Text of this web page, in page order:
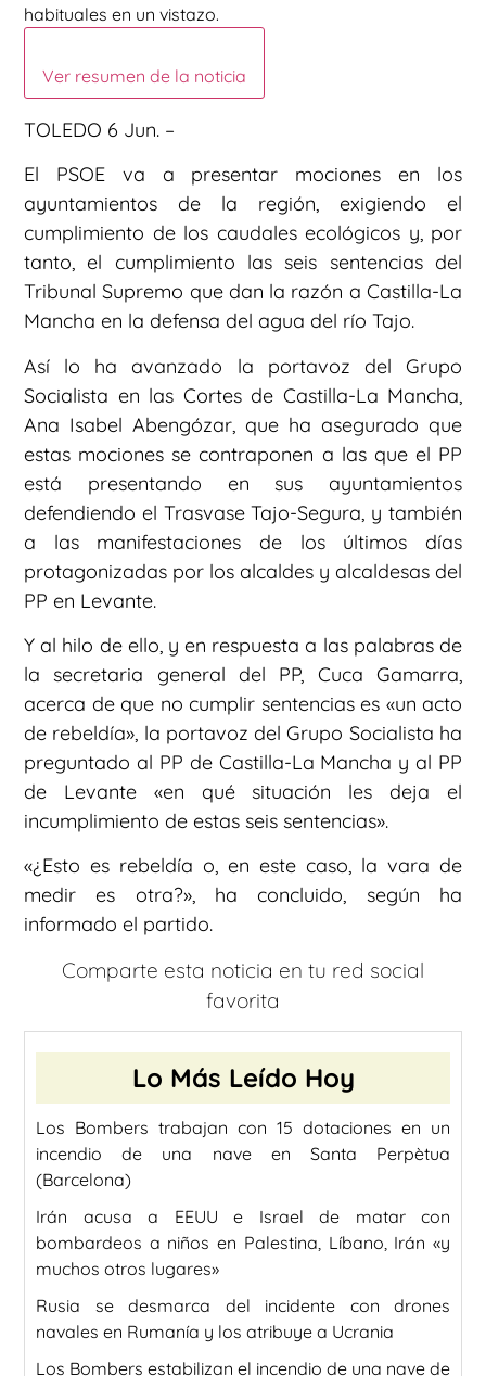
habituales en un vistazo.
Ver resumen de la noticia
TOLEDO 6 Jun. –
El PSOE va a presentar mociones en los
ayuntamientos de la región, exigiendo el
cumplimiento de los caudales ecológicos y, por
tanto, el cumplimiento las seis sentencias del
Tribunal Supremo que dan la razón a Castilla-La
Mancha en la defensa del agua del río Tajo.
Así lo ha avanzado la portavoz del Grupo
Socialista en las Cortes de Castilla-La Mancha,
Ana Isabel Abengózar, que ha asegurado que
estas mociones se contraponen a las que el PP
está presentando en sus ayuntamientos
defendiendo el Trasvase Tajo-Segura, y también
a las manifestaciones de los últimos días
protagonizadas por los alcaldes y alcaldesas del
PP en Levante.
Y al hilo de ello, y en respuesta a las palabras de
la secretaria general del PP, Cuca Gamarra,
acerca de que no cumplir sentencias es «un acto
de rebeldía», la portavoz del Grupo Socialista ha
preguntado al PP de Castilla-La Mancha y al PP
de Levante «en qué situación les deja el
incumplimiento de estas seis sentencias».
«¿Esto es rebeldía o, en este caso, la vara de
medir es otra?», ha concluido, según ha
informado el partido.
Comparte esta noticia en tu red social
favorita
Lo Más Leído Hoy
Los Bombers trabajan con 15 dotaciones en un
incendio de una nave en Santa Perpètua
(Barcelona)
Irán acusa a EEUU e Israel de matar con
bombardeos a niños en Palestina, Líbano, Irán «y
muchos otros lugares»
Rusia se desmarca del incidente con drones
navales en Rumanía y los atribuye a Ucrania
Los Bombers estabilizan el incendio de una nave de